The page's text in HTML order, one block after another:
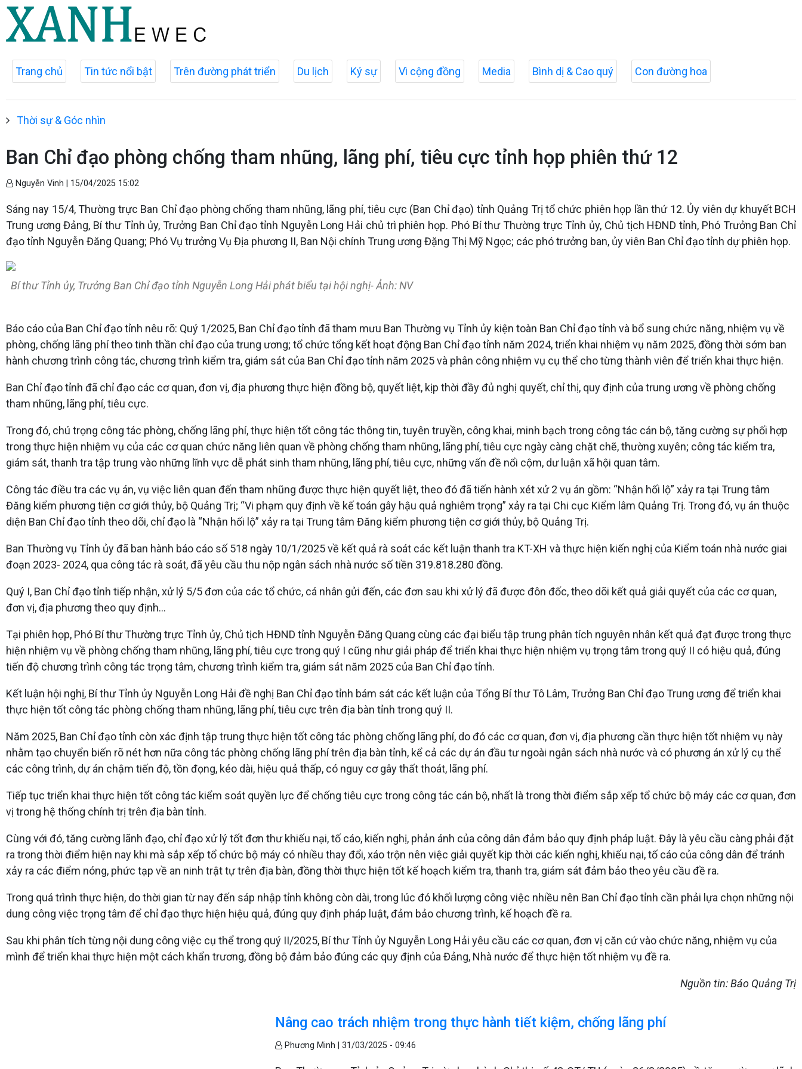
Trang chủ Tin tức nổi bật Trên đường phát triển Du lịch Ký sự Vì cộng đồng Media Bình dị & Cao quý Con đường hoa
Thời sự & Góc nhìn
Ban Chỉ đạo phòng chống tham nhũng, lãng phí, tiêu cực tỉnh họp phiên thứ 12
Nguyễn Vinh | 15/04/2025 15:02
Sáng nay 15/4, Thường trực Ban Chỉ đạo phòng chống tham nhũng, lãng phí, tiêu cực (Ban Chỉ đạo) tỉnh Quảng Trị tổ chức phiên họp lần thứ 12. Ủy viên dự khuyết BCH
Trung ương Đảng, Bí thư Tỉnh ủy, Trưởng Ban Chỉ đạo tỉnh Nguyễn Long Hải chủ trì phiên họp. Phó Bí thư Thường trực Tỉnh ủy, Chủ tịch HĐND tỉnh, Phó Trưởng Ban Chỉ
đạo tỉnh Nguyễn Đăng Quang; Phó Vụ trưởng Vụ Địa phương II, Ban Nội chính Trung ương Đặng Thị Mỹ Ngọc; các phó trưởng ban, ủy viên Ban Chỉ đạo tỉnh dự phiên họp.
Bí thư Tỉnh ủy, Trưởng Ban Chỉ đạo tỉnh Nguyễn Long Hải phát biểu tại hội nghị- Ảnh: NV
Báo cáo của Ban Chỉ đạo tỉnh nêu rõ: Quý 1/2025, Ban Chỉ đạo tỉnh đã tham mưu Ban Thường vụ Tỉnh ủy kiện toàn Ban Chỉ đạo tỉnh và bổ sung chức năng, nhiệm vụ về
phòng, chống lãng phí theo tinh thần chỉ đạo của trung ương; tổ chức tổng kết hoạt động Ban Chỉ đạo tỉnh năm 2024, triển khai nhiệm vụ năm 2025, đồng thời sớm ban
hành chương trình công tác, chương trình kiểm tra, giám sát của Ban Chỉ đạo tỉnh năm 2025 và phân công nhiệm vụ cụ thể cho từng thành viên để triển khai thực hiện.
Ban Chỉ đạo tỉnh đã chỉ đạo các cơ quan, đơn vị, địa phương thực hiện đồng bộ, quyết liệt, kịp thời đầy đủ nghị quyết, chỉ thị, quy định của trung ương về phòng chống
tham nhũng, lãng phí, tiêu cực.
Trong đó, chú trọng công tác phòng, chống lãng phí, thực hiện tốt công tác thông tin, tuyên truyền, công khai, minh bạch trong công tác cán bộ, tăng cường sự phối hợp
trong thực hiện nhiệm vụ của các cơ quan chức năng liên quan về phòng chống tham nhũng, lãng phí, tiêu cực ngày càng chặt chẽ, thường xuyên; công tác kiểm tra,
giám sát, thanh tra tập trung vào những lĩnh vực dễ phát sinh tham nhũng, lãng phí, tiêu cực, những vấn đề nổi cộm, dư luận xã hội quan tâm.
Công tác điều tra các vụ án, vụ việc liên quan đến tham nhũng được thực hiện quyết liệt, theo đó đã tiến hành xét xử 2 vụ án gồm: “Nhận hối lộ” xảy ra tại Trung tâm
Đăng kiểm phương tiện cơ giới thủy, bộ Quảng Trị; “Vi phạm quy định về kế toán gây hậu quả nghiêm trọng” xảy ra tại Chi cục Kiểm lâm Quảng Trị. Trong đó, vụ án thuộc
diện Ban Chỉ đạo tỉnh theo dõi, chỉ đạo là “Nhận hối lộ” xảy ra tại Trung tâm Đăng kiểm phương tiện cơ giới thủy, bộ Quảng Trị.
Ban Thường vụ Tỉnh ủy đã ban hành báo cáo số 518 ngày 10/1/2025 về kết quả rà soát các kết luận thanh tra KT-XH và thực hiện kiến nghị của Kiểm toán nhà nước giai
đoạn 2023- 2024, qua công tác rà soát, đã yêu cầu thu nộp ngân sách nhà nước số tiền 319.818.280 đồng.
Quý I, Ban Chỉ đạo tỉnh tiếp nhận, xử lý 5/5 đơn của các tổ chức, cá nhân gửi đến, các đơn sau khi xử lý đã được đôn đốc, theo dõi kết quả giải quyết của các cơ quan,
đơn vị, địa phương theo quy định...
Tại phiên họp, Phó Bí thư Thường trực Tỉnh ủy, Chủ tịch HĐND tỉnh Nguyễn Đăng Quang cùng các đại biểu tập trung phân tích nguyên nhân kết quả đạt được trong thực
hiện nhiệm vụ về phòng chống tham nhũng, lãng phí, tiêu cực trong quý I cũng như giải pháp để triển khai thực hiện nhiệm vụ trọng tâm trong quý II có hiệu quả, đúng
tiến độ chương trình công tác trọng tâm, chương trình kiểm tra, giám sát năm 2025 của Ban Chỉ đạo tỉnh.
Kết luận hội nghị, Bí thư Tỉnh ủy Nguyễn Long Hải đề nghị Ban Chỉ đạo tỉnh bám sát các kết luận của Tổng Bí thư Tô Lâm, Trưởng Ban Chỉ đạo Trung ương để triển khai
thực hiện tốt công tác phòng chống tham nhũng, lãng phí, tiêu cực trên địa bàn tỉnh trong quý II.
Năm 2025, Ban Chỉ đạo tỉnh còn xác định tập trung thực hiện tốt công tác phòng chống lãng phí, do đó các cơ quan, đơn vị, địa phương cần thực hiện tốt nhiệm vụ này
nhằm tạo chuyển biến rõ nét hơn nữa công tác phòng chống lãng phí trên địa bàn tỉnh, kể cả các dự án đầu tư ngoài ngân sách nhà nước và có phương án xử lý cụ thể
các công trình, dự án chậm tiến độ, tồn đọng, kéo dài, hiệu quả thấp, có nguy cơ gây thất thoát, lãng phí.
Tiếp tục triển khai thực hiện tốt công tác kiểm soát quyền lực để chống tiêu cực trong công tác cán bộ, nhất là trong thời điểm sắp xếp tổ chức bộ máy các cơ quan, đơn
vị trong hệ thống chính trị trên địa bàn tỉnh.
Cùng với đó, tăng cường lãnh đạo, chỉ đạo xử lý tốt đơn thư khiếu nại, tố cáo, kiến nghị, phản ánh của công dân đảm bảo quy định pháp luật. Đây là yêu cầu càng phải đặt
ra trong thời điểm hiện nay khi mà sắp xếp tổ chức bộ máy có nhiều thay đổi, xáo trộn nên việc giải quyết kịp thời các kiến nghị, khiếu nại, tố cáo của công dân để tránh
xảy ra các điểm nóng, phức tạp về an ninh trật tự trên địa bàn, đồng thời thực hiện tốt kế hoạch kiểm tra, thanh tra, giám sát đảm bảo theo yêu cầu đề ra.
Trong quá trình thực hiện, do thời gian từ nay đến sáp nhập tỉnh không còn dài, trong lúc đó khối lượng công việc nhiều nên Ban Chỉ đạo tỉnh cần phải lựa chọn những nội
dung công việc trọng tâm để chỉ đạo thực hiện hiệu quả, đúng quy định pháp luật, đảm bảo chương trình, kế hoạch đề ra.
Sau khi phân tích từng nội dung công việc cụ thể trong quý II/2025, Bí thư Tỉnh ủy Nguyễn Long Hải yêu cầu các cơ quan, đơn vị căn cứ vào chức năng, nhiệm vụ của
mình để triển khai thực hiện một cách khẩn trương, đồng bộ đảm bảo đúng các quy định của Đảng, Nhà nước để thực hiện tốt nhiệm vụ đề ra.
Nguồn tin: Báo Quảng Trị
Nâng cao trách nhiệm trong thực hành tiết kiệm, chống lãng phí
Phương Minh |31/03/2025 - 09:46